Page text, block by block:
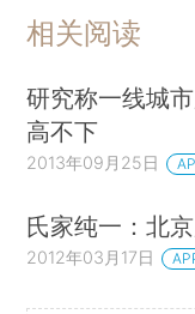
相关阅读
研究称一线城
高不下
2013年09月25日
氏家纯一：北
2012年03月17日